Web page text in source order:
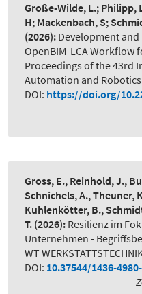
Große-Wilde, L.; Philipp,
H; Mackenbach, S;
(2026): Development
OpenBIM-LCA Workflow
Proceedings of the 43rd
Automation and
DOI: https://doi.org/
Gross, E., Reinhold, J.,
Schnichels, A., Theuner,
Kuhlenkötter, B.,
T. (2026): Resilienz im
Unternehmen -
WT
DOI: 10.37544/1436-